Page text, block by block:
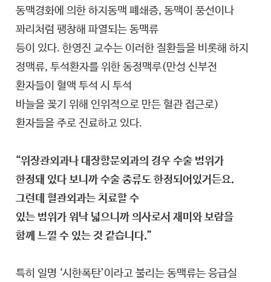
동맥경화에 의한 하지동맥 폐쇄증, 동맥이 풍선이나
꽈리처럼 팽창해 파열되는 동맥류
등이 있다. 한영진 교수는 이러한 질환들을 비롯해 하지
정맥류, 투석환자를 위한 동정맥루(만성 신부전
환자들이 혈액 투석 시 투석
바늘을 꽂기 위해 인위적으로 만든 혈관 접근로)
환자들을 주로 진료하고 있다.
“위장관외과나 대장항문외과의 경우 수술 범위가
한정돼 있다 보니까 수술 종류도 한정되어있거든요.
그런데 혈관외과는 치료할 수
있는 범위가 워낙 넓으니까 의사로서 재미와 보람을
함께 느낄 수 있는 것 같습니다.”
특히 일명 ‘시한폭탄’이라고 불리는 동맥류는 응급실